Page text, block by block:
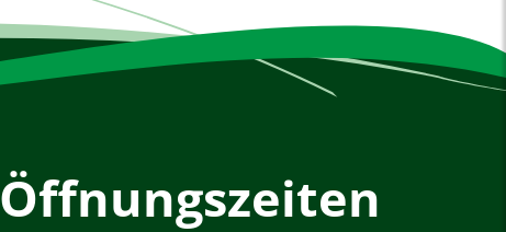
Öffnungszeiten